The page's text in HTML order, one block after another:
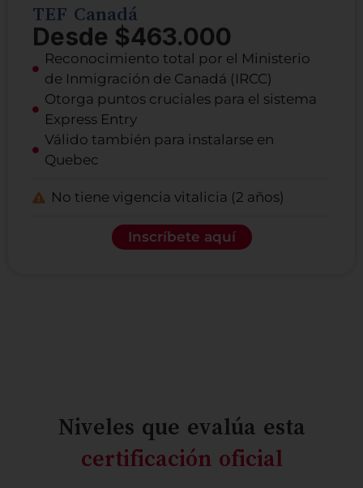
TEF Canadá
Desde $463.000
Reconocimiento total por el Ministerio
de Inmigración de Canadá (IRCC)
Otorga puntos cruciales para el sistema
Express Entry
Válido también para instalarse en
Quebec
No tiene vigencia vitalicia (2 años)
Inscríbete aquí
Niveles que evalúa esta
certificación oficial
conocimientos iniciales.
Se trata del nivel más
elemental de uso del
lenguaje, denominado
conocimientos
lingüísticos de un usuario
elemental, considerado
como un actor social. El